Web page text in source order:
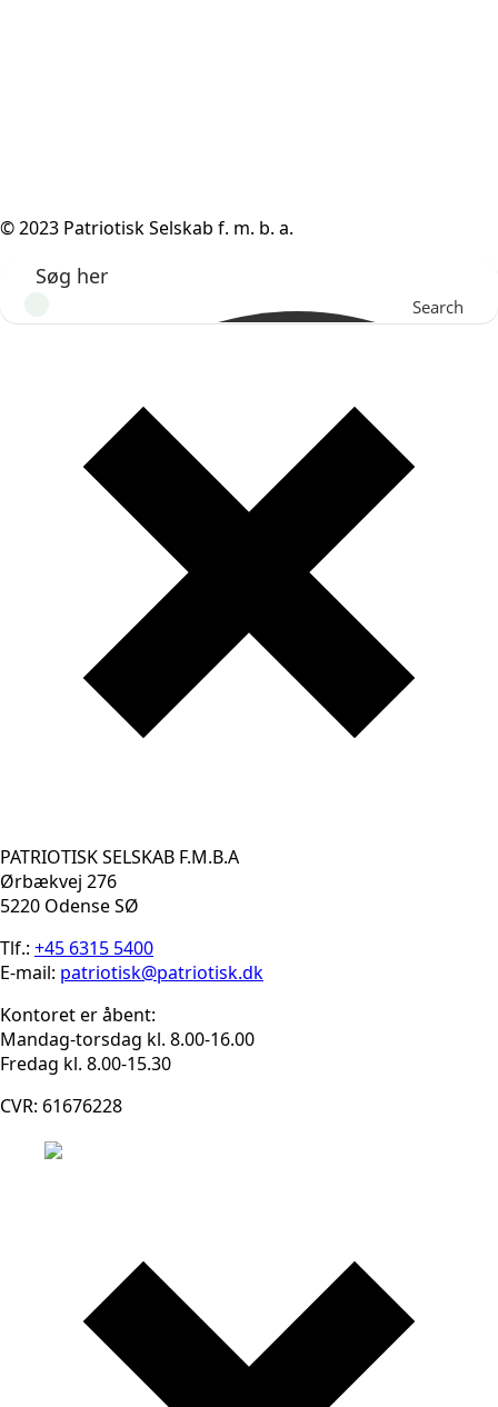
© 2023 Patriotisk Selskab f. m. b. a.
Search
PATRIOTISK SELSKAB F.M.B.A
Ørbækvej 276
5220 Odense SØ
Tlf.: +45 6315 5400
E-mail: patriotisk@patriotisk.dk
Kontoret er åbent:
Mandag-torsdag kl. 8.00-16.00
Fredag kl. 8.00-15.30
CVR: 61676228